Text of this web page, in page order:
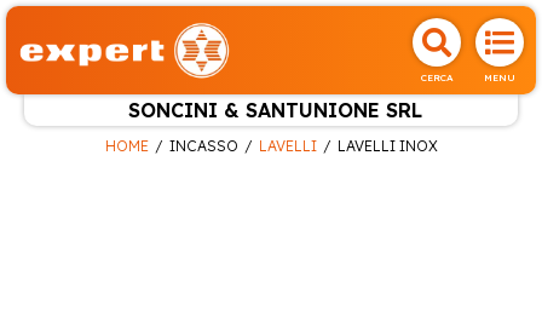
CERCA MENU
SONCINI & SANTUNIONE SRL
HOME INCASSO LAVELLI LAVELLI INOX